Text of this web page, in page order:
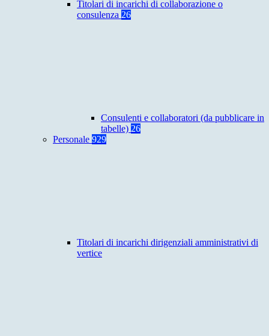
Titolari di incarichi di collaborazione o
consulenza 26
Consulenti e collaboratori (da pubblicare in
tabelle) 26
Personale 929
Titolari di incarichi dirigenziali amministrativi di
vertice